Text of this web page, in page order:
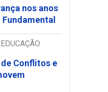
nos anos
Conflitos e